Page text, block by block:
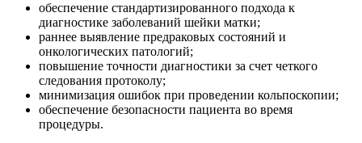
обеспечение стандартизированного подхода к
диагностике заболеваний шейки матки;
раннее выявление предраковых состояний и
онкологических патологий;
повышение точности диагностики за счет четкого
следования протоколу;
минимизация ошибок при проведении кольпоскопии;
обеспечение безопасности пациента во время
процедуры.